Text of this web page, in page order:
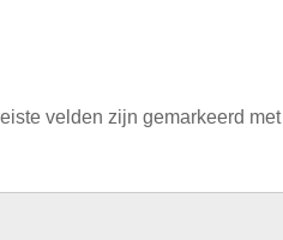
velden zijn gemarkeerd met